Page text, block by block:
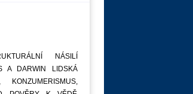
NÁSILÍ
A DARWIN LIDSKÁ
KONZUMERISMUS,